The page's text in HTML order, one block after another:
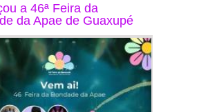
a 46ª Feira da
da Apae de Guaxupé